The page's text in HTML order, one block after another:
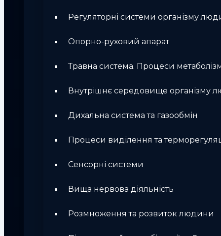
Регуляторні системи організму
Опорно-руховий апарат
Травна система. Процеси
Внутрішнє середовище організму
Дихальна система та газообмін
Процеси виділення та
Сенсорні системи
Вища нервова діяльність
Розмноження та розвиток людини